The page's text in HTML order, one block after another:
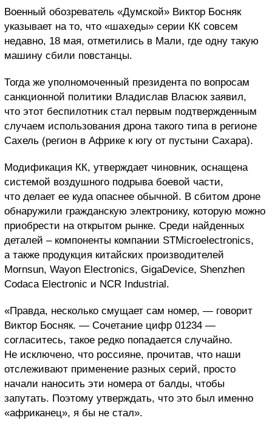
Военный обозреватель «Думской» Виктор Босняк
указывает на то, что «шахеды» серии КК совсем
недавно, 18 мая, отметились в Мали, где одну такую
машину сбили повстанцы.
Тогда же уполномоченный президента по вопросам
санкционной политики Владислав Власюк заявил,
что этот беспилотник стал первым подтвержденным
случаем использования дрона такого типа в регионе
Сахель (регион в Африке к югу от пустыни Сахара).
Модификация КК, утверждает чиновник, оснащена
системой воздушного подрыва боевой части,
что делает ее куда опаснее обычной. В сбитом дроне
обнаружили гражданскую электронику, которую можно
приобрести на открытом рынке. Среди найденных
деталей – компоненты компании STMicroelectronics,
а также продукция китайских производителей
Mornsun, Wayon Electronics, GigaDevice, Shenzhen
Codaca Electronic и NCR Industrial.
«Правда, несколько смущает сам номер, — говорит
Виктор Босняк. — Сочетание цифр 01234 —
согласитесь, такое редко попадается случайно.
Не исключено, что россияне, прочитав, что наши
отслеживают применение разных серий, просто
начали наносить эти номера от балды, чтобы
запутать. Поэтому утверждать, что это был именно
«африканец», я бы не стал».